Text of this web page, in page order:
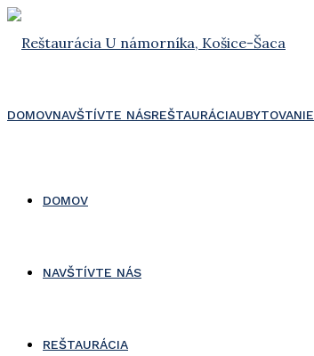
DOMOVNAVŠTÍVTE NÁSREŠTAURÁCIAUBYTOVANIE
DOMOV
NAVŠTÍVTE NÁS
REŠTAURÁCIA